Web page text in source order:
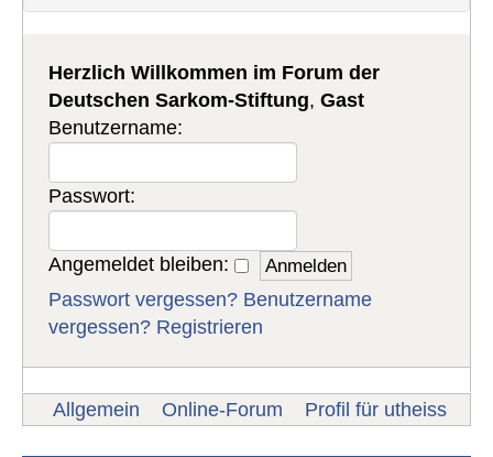
Herzlich Willkommen im Forum der
Deutschen Sarkom-Stiftung,Gast
Benutzername:
Passwort:
Angemeldet bleiben:
Passwort vergessen? Benutzername
vergessen? Registrieren
Allgemein Online-Forum Profil für utheiss